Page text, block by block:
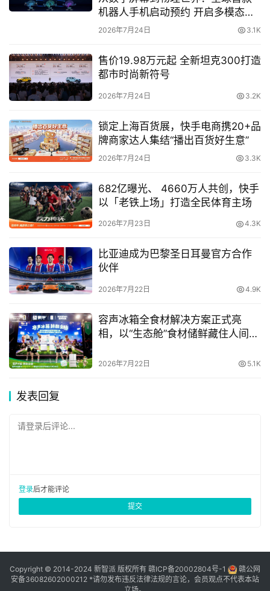
破2.5亿次。
值得一提的是，本次活动也是继去年快手与惠普携手4位快
手达人打造“未来青年图鉴”项目后，双方合作的又一次延续
与深入。由此可见，这种依托平台原生达人、原生内容的品
“无达人，不营销”时代来临，达人营销价值全面释放
事实上，不论是惠普在去年合作的4位“未来青年”，还是今
年的4位“高手”，都是快手达人生态中的典型代表。据了
解，快手达人目前覆盖超40个垂类，其官方达人营销平台
磁力聚星整体入驻达人数已接近170万（截至2022年6月
底）。
在此基础上，快手磁力引擎又进一步提出“达人+X”策略，助
台流量工具、营销资源，也可以是参与平台的IP活动、话题
践。本次项目一方面通过达人的内容感染力和粉丝信任度，
撬动原生自然流量，以“达人+流量”的搭配提升商业内容质
今年，快手持续落地了一系列激励政策，加速达人商业价值
释放。例如，“星海计划”针对优质商业内容、重点达人提供
机器人手机启动预约 开启多模态具
身交互新时代
2026年7月24日 3.1K
售价19.98万元起 全新坦克300打造
都市时尚新符号
2026年7月24日 3.2K
锁定上海百货展，快手电商携20+品
牌商家达人集结“播出百货好生意”
2026年7月24日 3.3K
682亿曝光、 4660万人共创，快手
以「老铁上场」打造全民体育主场
2026年7月23日 4.3K
比亚迪成为巴黎圣日耳曼官方合作
伙伴
2026年7月22日 4.9K
容声冰箱全食材解决方案正式亮
相，以“生态舱”食材储鲜藏住人间烟
2026年7月22日 5.1K
发表回复
请登录后评论...
登录后才能评论
提交
Copyright © 2014-2024 新智派 版权所有 赣ICP备20002804号-1
赣公网
安备36082602000212 *请勿发布违反法律法规的言论，会员观点不代表本站